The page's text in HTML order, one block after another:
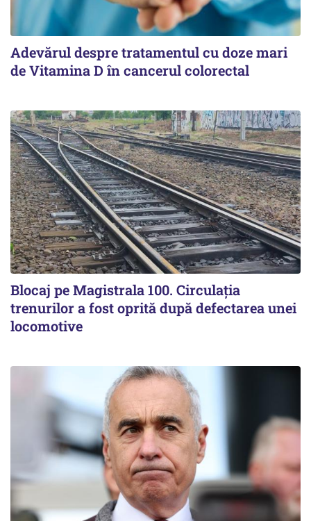
Adevărul despre tratamentul cu doze mari
de Vitamina D în cancerul colorectal
Blocaj pe Magistrala 100. Circulația
trenurilor a fost oprită după defectarea unei
locomotive